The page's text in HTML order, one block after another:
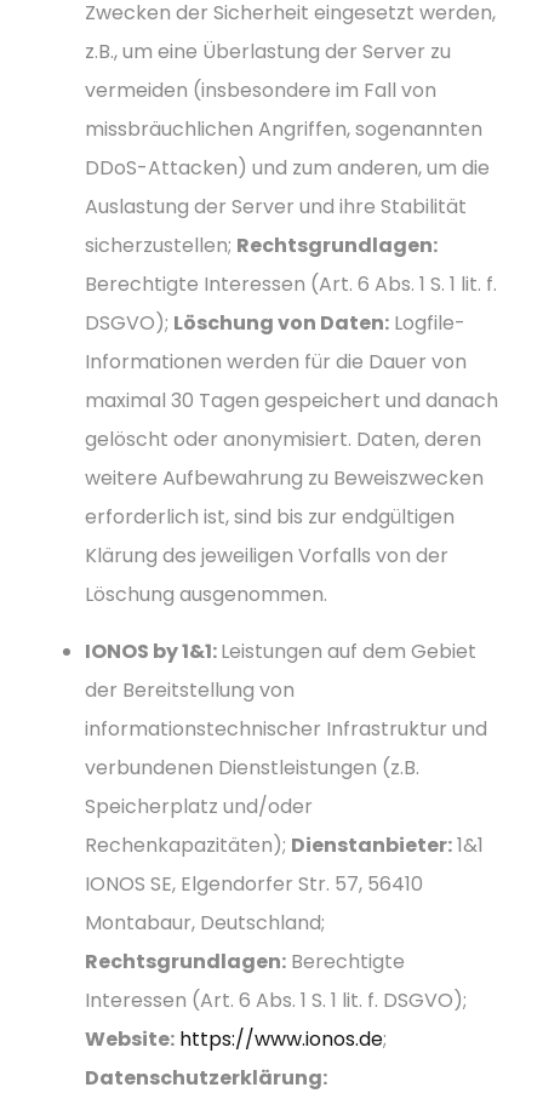
Zwecken der Sicherheit eingesetzt werden,
z.B., um eine Überlastung der Server zu
vermeiden (insbesondere im Fall von
missbräuchlichen Angriffen, sogenannten
DDoS-Attacken) und zum anderen, um die
Auslastung der Server und ihre Stabilität
sicherzustellen; Rechtsgrundlagen:
Berechtigte Interessen (Art. 6 Abs. 1 S. 1 lit. f.
DSGVO); Löschung von Daten: Logfile-
Informationen werden für die Dauer von
maximal 30 Tagen gespeichert und danach
gelöscht oder anonymisiert. Daten, deren
weitere Aufbewahrung zu Beweiszwecken
erforderlich ist, sind bis zur endgültigen
Klärung des jeweiligen Vorfalls von der
Löschung ausgenommen.
IONOS by 1&1:Leistungen auf dem Gebiet
der Bereitstellung von
informationstechnischer Infrastruktur und
verbundenen Dienstleistungen (z.B.
Speicherplatz und/oder
Rechenkapazitäten); Dienstanbieter:1&1
IONOS SE, Elgendorfer Str. 57, 56410
Montabaur, Deutschland;
Rechtsgrundlagen: Berechtigte
Interessen (Art. 6 Abs. 1 S. 1 lit. f. DSGVO);
Website: https://www.ionos.de;
Datenschutzerklärung: